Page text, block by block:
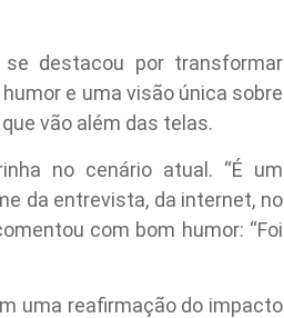
destacou por transformar
e uma visão única sobre
vão além das telas.
no cenário atual. “É um
da entrevista, da internet, no
com bom humor: “Foi
uma reafirmação do impacto